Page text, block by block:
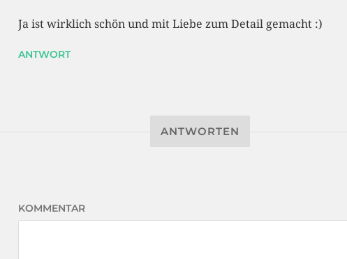
Ja ist wirklich schön und mit Liebe zum Detail gemacht :)
ANTWORT
ANTWORTEN
KOMMENTAR